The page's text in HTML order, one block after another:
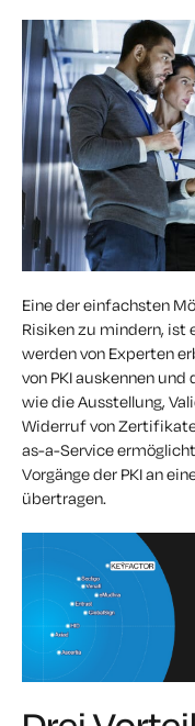
Eine der einfachsten
Risiken zu mindern, ist
werden von Experten
von PKI auskennen
wie die Ausstellung,
Widerruf von
as-a-Service
Vorgänge der PKI an
übertragen.